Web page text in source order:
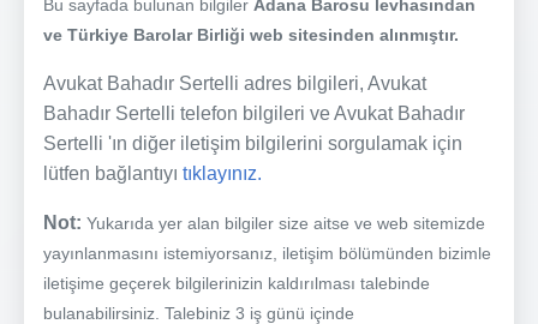
Bu sayfada bulunan bilgiler Adana Barosu levhasından
ve Türkiye Barolar Birliği web sitesinden alınmıştır.
Avukat Bahadır Sertelli adres bilgileri, Avukat
Bahadır Sertelli telefon bilgileri ve Avukat Bahadır
Sertelli 'ın diğer iletişim bilgilerini sorgulamak için
lütfen bağlantıyı tıklayınız.
Not: Yukarıda yer alan bilgiler size aitse ve web sitemizde
yayınlanmasını istemiyorsanız, iletişim bölümünden bizimle
iletişime geçerek bilgilerinizin kaldırılması talebinde
bulanabilirsiniz. Talebiniz 3 iş günü içinde